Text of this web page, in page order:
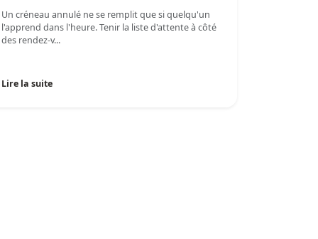
Un créneau annulé ne se remplit que si quelqu'un
l'apprend dans l'heure. Tenir la liste d'attente à côté
des rendez-v...
Lire la suite